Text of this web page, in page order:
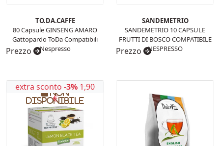
TO.DA.CAFFE
80 Capsule GINSENG AMARO
Gattopardo ToDa Compatibili
Nespresso
Prezzo
SANDEMETRIO
SANDEMETRIO 10 CAPSULE
FRUTTI DI BOSCO COMPATIBILE
NESPRESSO
Prezzo
Non
disponibile
extra sconto -3%1,90
€